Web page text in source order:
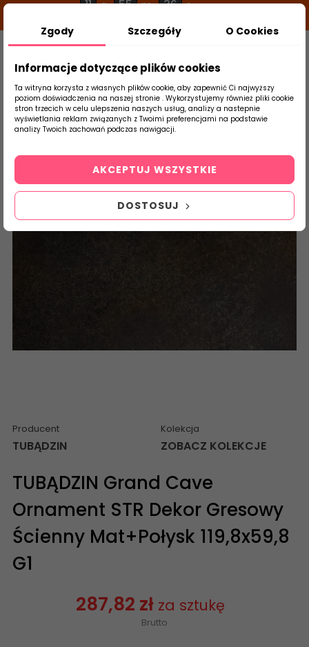
11 g 55 m 36 s
Szukaj
produktu
Strona Główna Salon / Taras Tubądzin
Producent
TUBĄDZIN
Kolekcja
ZOBACZ KOLEKCJE
TUBĄDZIN Grand Cave
Ornament STR Dekor Gresowy
Ścienny Mat+Połysk 119,8x59,8
G1
287,82 zł za sztukę
Brutto
Zgody Szczegóły O Cookies
Informacje dotyczące plików cookies
Ta witryna korzysta z własnych plików cookie, aby zapewnić Ci najwyższy
poziom doświadczenia na naszej stronie . Wykorzystujemy również pliki cookie
stron trzecich w celu ulepszenia naszych usług, analizy a nastepnie
wyświetlania reklam związanych z Twoimi preferencjami na podstawie
analizy Twoich zachowań podczas nawigacji.
DOSTOSUJ
AKCEPTUJ WSZYSTKIE